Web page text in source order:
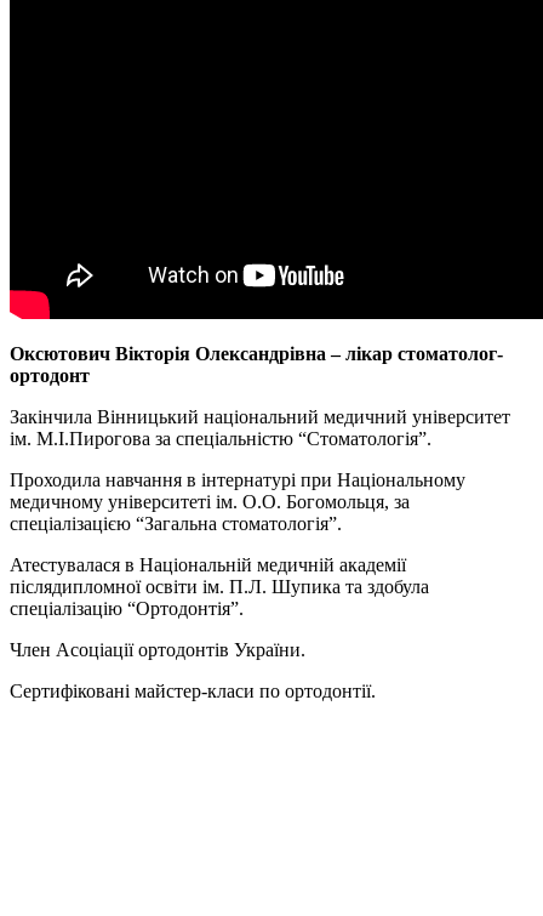
Оксютович Вікторія Олександрівна – лікар стоматолог-
ортодонт
Закінчила Вінницький національний медичний університет
ім. М.І.Пирогова за спеціальністю “Стоматологія”.
Проходила навчання в інтернатурі при Національному
медичному університеті ім. О.О. Богомольця, за
спеціалізацією “Загальна стоматологія”.
Атестувалася в Національній медичній академії
післядипломної освіти ім. П.Л. Шупика та здобула
спеціалізацію “Ортодонтія”.
Член Асоціації ортодонтів України.
Сертифіковані майстер-класи по ортодонтії.